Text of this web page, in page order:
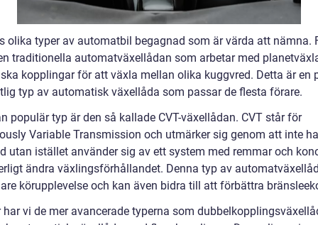
olika typer av automatbil begagnad som är värda att nämna.
traditionella automatväxellådan som arbetar med
kopplingar för att växla mellan olika kuggvred. Detta är en
typ av automatisk växellåda som passar de flesta förare.
populär typ är den så kallade CVT-växellådan. CVT står för
Variable Transmission och utmärker sig genom att inte
utan istället använder sig av ett system med remmar och
ändra växlingsförhållandet. Denna typ av
körupplevelse och kan även bidra till att förbättra
har vi de mer avancerade typerna som